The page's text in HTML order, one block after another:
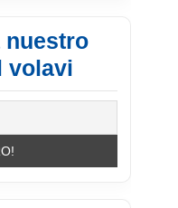
nuestro
volavi